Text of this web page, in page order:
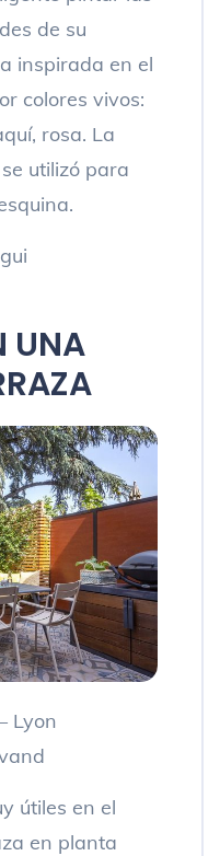
de su
inspirada en el
colores vivos:
rosa. La
utilizó para
UNA
Lyon
útiles en el
en planta